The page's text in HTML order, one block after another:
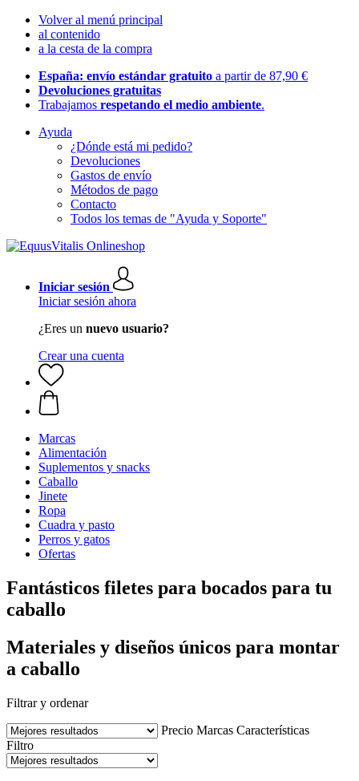
Volver al menú principal
al contenido
a la cesta de la compra
España: envío estándar gratuito a partir de 87,90 €
Devoluciones gratuitas
Trabajamos respetando el medio ambiente.
Ayuda
¿Dónde está mi pedido?
Devoluciones
Gastos de envío
Métodos de pago
Contacto
Todos los temas de "Ayuda y Soporte"
Iniciar sesión
Iniciar sesión ahora
¿Eres un nuevo usuario?
Crear una cuenta
Marcas
Alimentación
Suplementos y snacks
Caballo
Jinete
Ropa
Cuadra y pasto
Perros y gatos
Ofertas
Fantásticos filetes para bocados para tu
caballo
Materiales y diseños únicos para montar
a caballo
Filtrar y ordenar
Precio Marcas Características
Filtro